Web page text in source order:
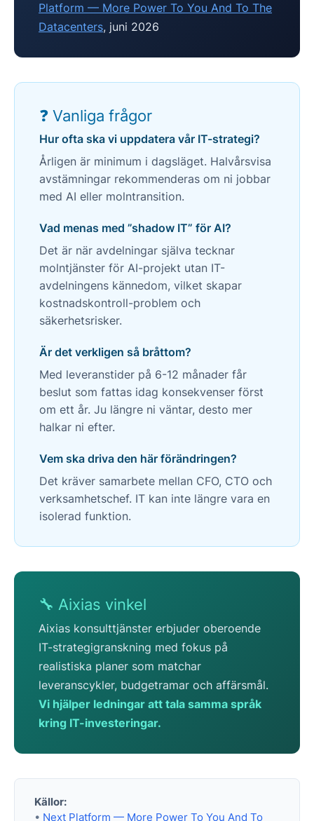
Platform — More Power To You And To The
Datacenters, juni 2026
❓ Vanliga frågor
Hur ofta ska vi uppdatera vår IT-strategi?
Årligen är minimum i dagsläget. Halvårsvisa
avstämningar rekommenderas om ni jobbar
med AI eller molntransition.
Vad menas med ”shadow IT” för AI?
Det är när avdelningar själva tecknar
molntjänster för AI-projekt utan IT-
avdelningens kännedom, vilket skapar
kostnadskontroll-problem och
säkerhetsrisker.
Är det verkligen så bråttom?
Med leveranstider på 6-12 månader får
beslut som fattas idag konsekvenser först
om ett år. Ju längre ni väntar, desto mer
halkar ni efter.
Vem ska driva den här förändringen?
Det kräver samarbete mellan CFO, CTO och
verksamhetschef. IT kan inte längre vara en
isolerad funktion.
🔧 Aixias vinkel
Aixias konsulttjänster erbjuder oberoende
IT-strategigranskning med fokus på
realistiska planer som matchar
leveranscykler, budgetramar och affärsmål.
Vi hjälper ledningar att tala samma språk
kring IT-investeringar.
Källor:
• Next Platform — More Power To You And To